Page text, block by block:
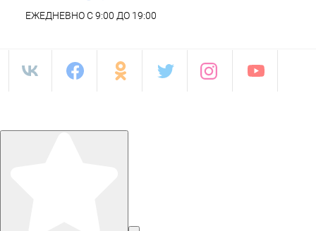
ЕЖЕДНЕВНО С 9:00 ДО 19:00